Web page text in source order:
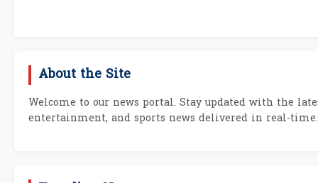
About the Site
Welcome to our news portal. Stay updated with the
entertainment, and sports news delivered in real-time.